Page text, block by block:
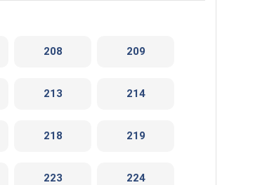
208 209
213 214
218 219
223 224